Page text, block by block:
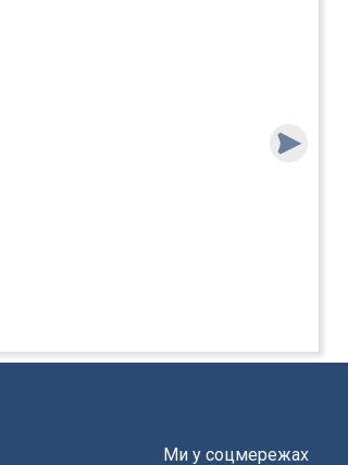
Ми у соцмережах